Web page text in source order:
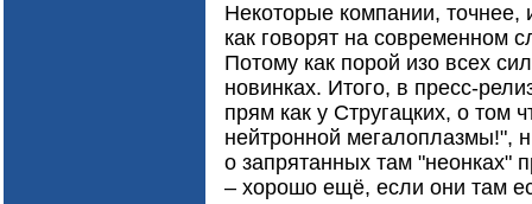
Некоторые компании,
как говорят на современном
Потому как порой изо всех
новинках. Итого, в пресс-
прям как у Стругацких, о том
нейтронной мегалоплазмы!",
о запрятанных там "неонках"
– хорошо ещё, если они там